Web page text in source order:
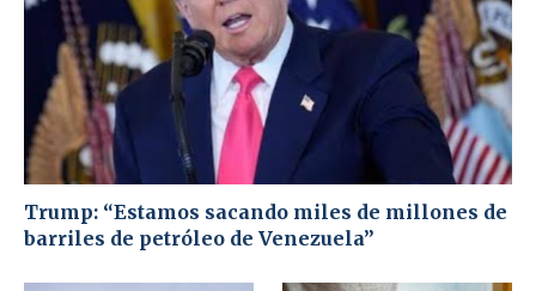
Trump: “Estamos sacando miles de millones de
barriles de petróleo de Venezuela”